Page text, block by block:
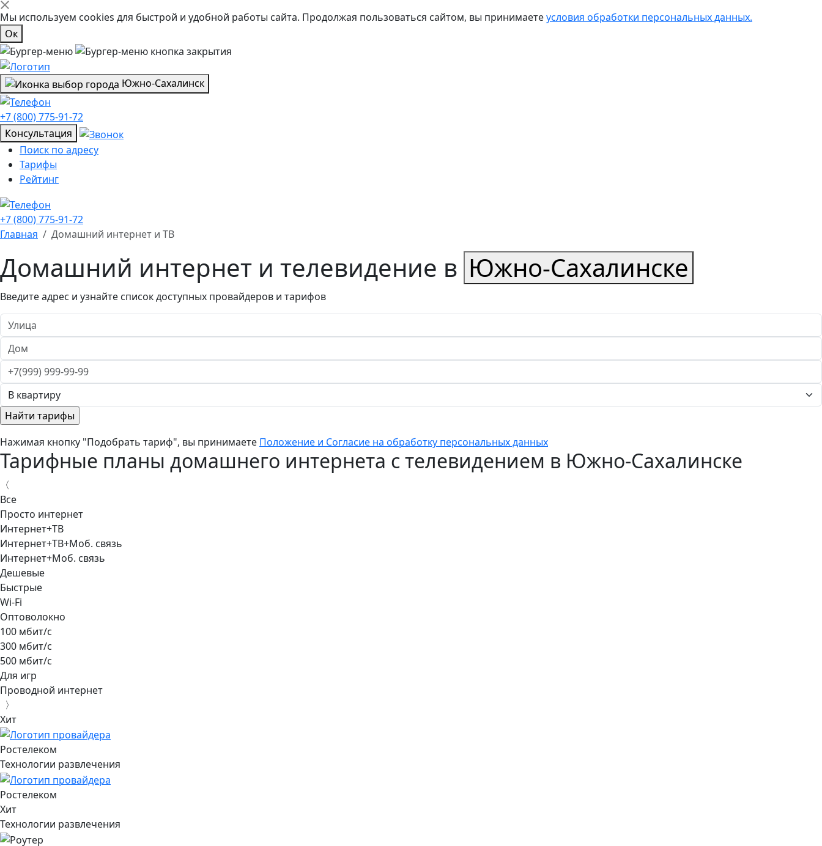
Мы используем cookies для быстрой и удобной работы сайта. Продолжая пользоваться сайтом, вы принимаетеусловия обработки персональных данных.
Ок
Южно-Сахалинск
+7 (800) 775-91-72
Консультация
Поиск по адресу
Тарифы
Рейтинг
+7 (800) 775-91-72
Главная
Домашний интернет и ТВ
Домашний интернет и телевидение в Южно-Сахалинске
Введите адрес и узнайте список доступных провайдеров и тарифов
Нажимая кнопку "Подобрать тариф", вы принимаете Положение и Согласие на обработку персональных данных
Тарифные планы домашнего интернета с телевидением в Южно-Сахалинске
〈
Все
Просто интернет
Интернет+ТВ
Интернет+ТВ+Моб. связь
Интернет+Моб. связь
Дешевые
Быстрые
Wi-Fi
Оптоволокно
100 мбит/с
300 мбит/с
500 мбит/с
Для игр
Проводной интернет
〉
Хит
Ростелеком
Технологии развлечения
Ростелеком
Хит
Технологии развлечения